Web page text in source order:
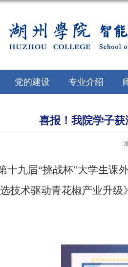
党的建设 专业介绍
喜报！我院学子
十九届“挑战杯”大学生课
技术驱动青花椒产业升